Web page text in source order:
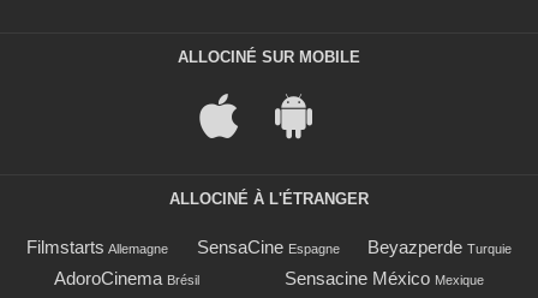
ALLOCINÉ SUR MOBILE
ALLOCINÉ À L'ÉTRANGER
Filmstarts Allemagne SensaCine Espagne Beyazperde Turquie
AdoroCinema Brésil Sensacine México Mexique